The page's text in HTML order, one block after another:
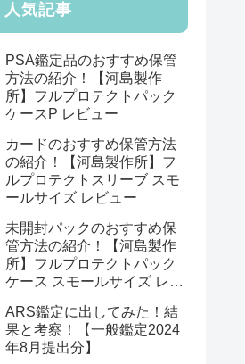
人気記事
PSA鑑定品のおすすめ保管
方法の紹介！【河島製作
所】フルプロテクトパック
ケースP レビュー
カードのおすすめ保管方法
の紹介！【河島製作所】フ
ルプロテクトスリーブ スモ
ールサイズ レビュー
未開封パックのおすすめ保
管方法の紹介！【河島製作
所】フルプロテクトパック
ケース スモールサイズ レビ
ARS鑑定に出してみた！結
果と考察！【一般鑑定2024
年8月提出分】